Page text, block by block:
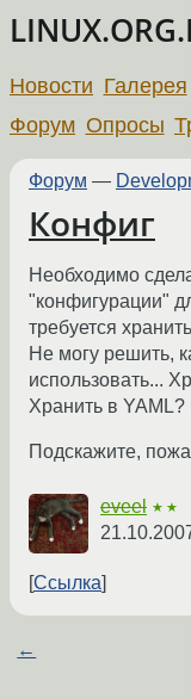
Новости Галерея
Форум Опросы
Форум —
Конфиг
Необходимо
"конфигурации"
требуется
Не могу решить,
использовать...
Хранить в
Подскажите,
eveel ★★
Ссылка
←